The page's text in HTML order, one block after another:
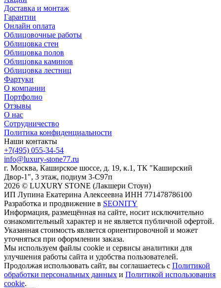
Доставка и монтаж
Гарантии
Онлайн оплата
Облицовочные работы
Облицовка стен
Облицовка полов
Облицовка каминов
Облицовка лестниц
Фартуки
О компании
Портфолио
Отзывы
О нас
Сотрудничество
Политика конфиденциальности
Наши контакты
+7(495) 055-34-54
info@luxury-stone77.ru
г. Москва, Каширское шоссе, д. 19, к.1, ТК "Каширский
Двор-1", 3 этаж, подиум 3-С97п
2026 © LUXURY STONE (Лакшери Стоун)
ИП Лупина Екатерина Алексеевна ИНН 771478786100
Разработка и продвижение в SEONITY
Информация, размещённая на сайте, носит исключительно
ознакомительный характер и не является публичной офертой.
Указанная стоимость является ориентировочной и может
уточняться при оформлении заказа.
Мы используем файлы cookie и сервисы аналитики для
улучшения работы сайта и удобства пользователей.
Продолжая использовать сайт, вы соглашаетесь с Политикой
обработки персональных данных и Политикой использования
cookie.